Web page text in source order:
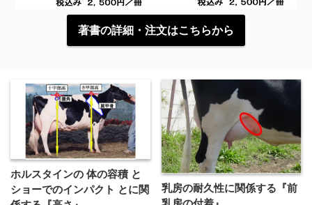
著書の詳細・注文はこちらから
ホルスタインの 体の容積 と
ショーでのインパクト とに関
乳房の耐久性に関係する『前